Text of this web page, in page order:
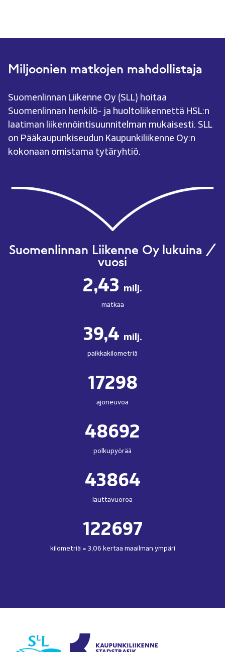
Miljoonien matkojen mahdollistaja
Suomenlinnan Liikenne Oy (SLL) hoitaa
Suomenlinnan henkilö- ja huoltoliikennettä HSL:n
laatiman liikennöintisuunnitelman mukaisesti. SLL
on Pääkaupunkiseudun Kaupunkiliikenne Oy:n
kokonaan omistama tytäryhtiö.
Suomenlinnan Liikenne Oy lukuina /
vuosi
2,43 milj.
matkaa
39,4 milj.
paikkakilometriä
17298
ajoneuvoa
48692
polkupyörää
43864
lauttavuoroa
122697
kilometriä = 3,06 kertaa maailman ympäri
uudessa